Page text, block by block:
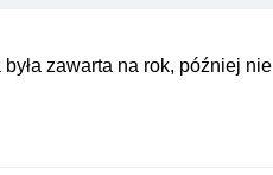
zawarta na rok, później nie